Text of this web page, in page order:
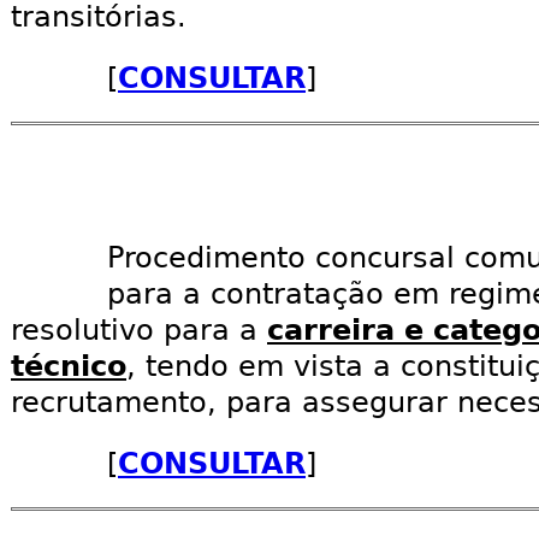
transitórias.
[CONSULTAR]
Procedimento concursal
para a contratação em
resolutivo para a carreira e
técnico, tendo em vista a
recrutamento, para assegurar
[CONSULTAR]